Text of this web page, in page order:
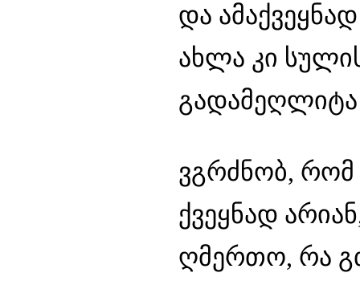
და
ახლა კი
გადამეღლიტა
ვგრძნობ,
ქვეყნად
ღმერთო, რა